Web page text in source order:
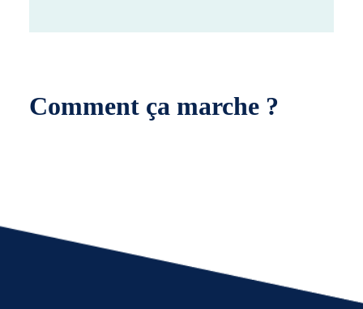
Comment ça marche ?